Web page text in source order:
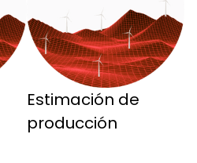
Estimación de
producción